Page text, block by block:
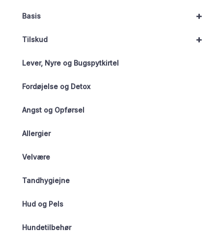
+
Basis
+
Tilskud
Lever, Nyre og Bugspytkirtel
Fordøjelse og Detox
Angst og Opførsel
Allergier
Velvære
Tandhygiejne
Hud og Pels
Hundetilbehør